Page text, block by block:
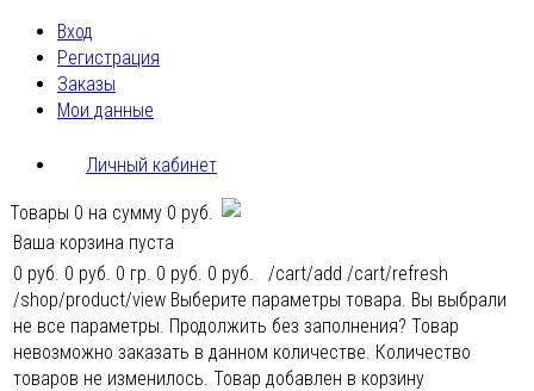
Вход
Регистрация
Заказы
Мои данные
Личный кабинет
Товары 0 на сумму 0 руб.
Ваша корзина пуста
0 руб. 0 руб. 0 гр. 0 руб. 0 руб. /cart/add /cart/refresh
/shop/product/view Выберите параметры товара. Вы выбрали
не все параметры. Продолжить без заполнения? Товар
невозможно заказать в данном количестве. Количество
товаров не изменилось. Товар добавлен в корзину